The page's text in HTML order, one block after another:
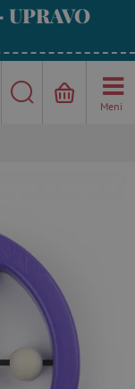
Meni